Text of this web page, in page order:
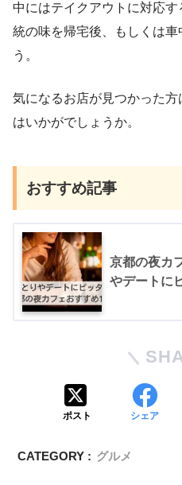
中にはテイクアウトに対応
統の味を帰宅後、もしくは
う。
気になるお店が見つかった
はいかがでしょうか。
おすすめ記事
京都の夜カ
やデートに
ポスト シェア
CATEGORY : グルメ